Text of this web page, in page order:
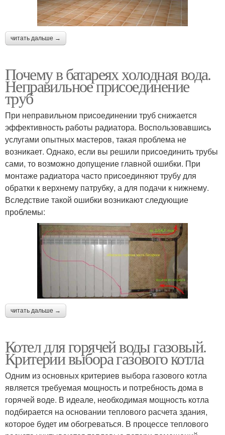
читать дальше →
Почему в батареях холодная вода.
Неправильное присоединение
труб
При неправильном присоединении труб снижается
эффективность работы радиатора. Воспользовавшись
услугами опытных мастеров, такая проблема не
возникает. Однако, если вы решили присоединить трубы
сами, то возможно допущение главной ошибки. При
монтаже радиатора часто присоединяют трубу для
обратки к верхнему патрубку, а для подачи к нижнему.
Вследствие такой ошибки возникают следующие
проблемы:
читать дальше →
Котел для горячей воды газовый.
Критерии выбора газового котла
Одним из основных критериев выбора газового котла
является требуемая мощность и потребность дома в
горячей воде. В идеале, необходимая мощность котла
подбирается на основании теплового расчета здания,
которое будет им обогреваться. В процессе теплового